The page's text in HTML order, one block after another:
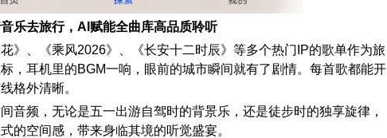
乐去旅行，AI赋能全曲库高品质聆听
》、《乘风2026》、《长安十二时辰》等多个热门IP的歌单作为旅
，耳机里的BGM一响，眼前的城市瞬间就有了剧情。每首歌都能开
格外清晰。
音频，无论是五一出游自驾时的背景乐，还是徒步时的独享旋律，
的空间感，带来身临其境的听觉盛宴。